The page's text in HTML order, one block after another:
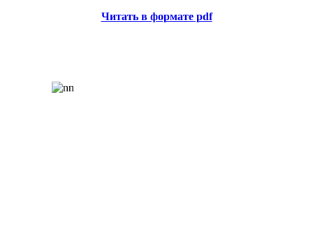
Читать в формате pdf